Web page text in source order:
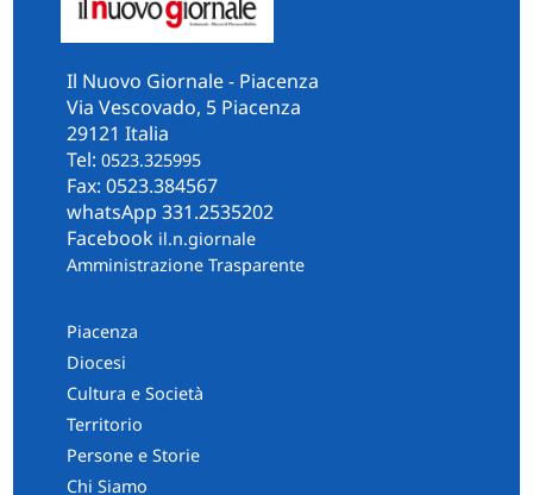
Il Nuovo Giornale - Piacenza
Via Vescovado, 5 Piacenza
29121 Italia
Tel: 0523.325995
Fax: 0523.384567
whatsApp 331.2535202
Facebook il.n.giornale
Amministrazione Trasparente
Piacenza
Diocesi
Cultura e Società
Territorio
Persone e Storie
Chi Siamo